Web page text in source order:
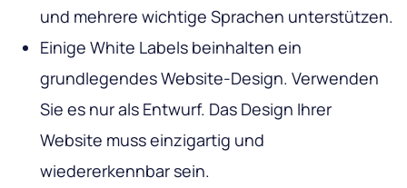
und mehrere wichtige Sprachen unterstützen.
Einige White Labels beinhalten ein
grundlegendes Website-Design. Verwenden
Sie es nur als Entwurf. Das Design Ihrer
Website muss einzigartig und
wiedererkennbar sein.